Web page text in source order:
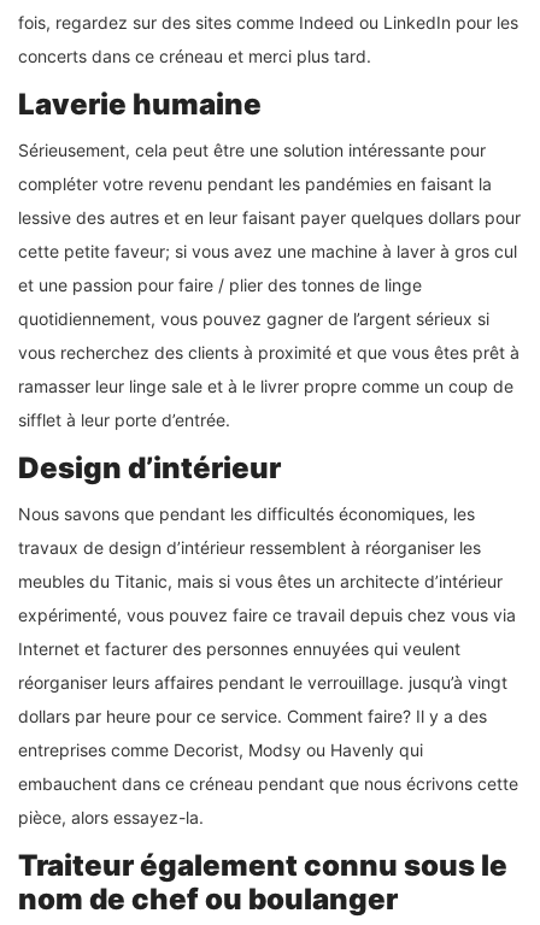
fois, regardez sur des sites comme Indeed ou LinkedIn pour les
concerts dans ce créneau et merci plus tard.
Laverie humaine
Sérieusement, cela peut être une solution intéressante pour
compléter votre revenu pendant les pandémies en faisant la
lessive des autres et en leur faisant payer quelques dollars pour
cette petite faveur; si vous avez une machine à laver à gros cul
et une passion pour faire / plier des tonnes de linge
quotidiennement, vous pouvez gagner de l’argent sérieux si
vous recherchez des clients à proximité et que vous êtes prêt à
ramasser leur linge sale et à le livrer propre comme un coup de
sifflet à leur porte d’entrée.
Design d’intérieur
Nous savons que pendant les difficultés économiques, les
travaux de design d’intérieur ressemblent à réorganiser les
meubles du Titanic, mais si vous êtes un architecte d’intérieur
expérimenté, vous pouvez faire ce travail depuis chez vous via
Internet et facturer des personnes ennuyées qui veulent
réorganiser leurs affaires pendant le verrouillage. jusqu’à vingt
dollars par heure pour ce service. Comment faire? Il y a des
entreprises comme Decorist, Modsy ou Havenly qui
embauchent dans ce créneau pendant que nous écrivons cette
pièce, alors essayez-la.
Traiteur également connu sous le
nom de chef ou boulanger